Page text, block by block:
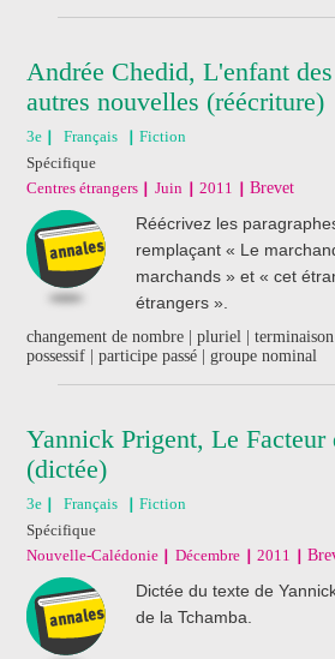
Andrée Chedid, L'enfant
autres nouvelles (réécriture)
3e Français
Fiction
Spécifique
Centres étrangers
Juin 2011 Brevet
Réécrivez les
remplaçant « Le
marchands » et « cet
étrangers ».
changement de nombre | pluriel |
possessif | participe passé | groupe nominal
Yannick Prigent, Le Facteur
(dictée)
3e Français
Fiction
Spécifique
Nouvelle-Calédonie
Décembre 2011
Dictée du texte de
de la Tchamba.